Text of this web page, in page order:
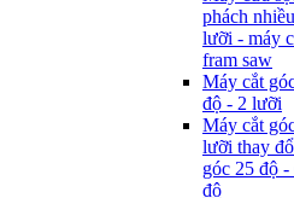
phách nhiều
lưỡi - máy
fram saw
Máy cắt
độ - 2 lưỡi
Máy cắt
lưỡi thay
góc 25 độ -
độ